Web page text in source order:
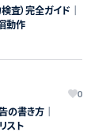
査）完全ガイド｜
動作
0
の書き方｜
スト